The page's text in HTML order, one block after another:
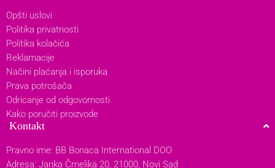
Opšti uslovi
Politika privatnosti
Politika kolačića
Reklamacije
Načini plaćanja i isporuka
Prava potrošača
Odricanje od odgovornosti
Kako poručiti proizvode
Kontakt
Pravno ime: BB Bonaca International DOO
Adresa: Janka Čmelika 20, 21000, Novi Sad